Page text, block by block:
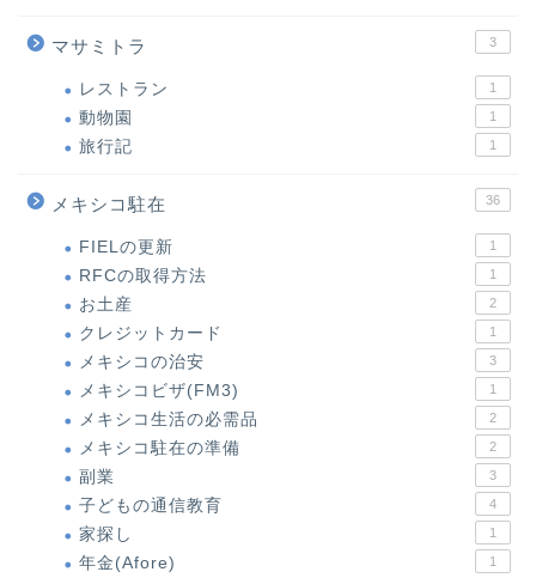
マサミトラ 3
レストラン 1
動物園 1
旅行記 1
メキシコ駐在 36
FIELの更新 1
RFCの取得方法 1
お土産 2
クレジットカード 1
メキシコの治安 3
メキシコビザ(FM3) 1
メキシコ生活の必需品 2
メキシコ駐在の準備 2
副業 3
子どもの通信教育 4
家探し 1
年金(Afore) 1